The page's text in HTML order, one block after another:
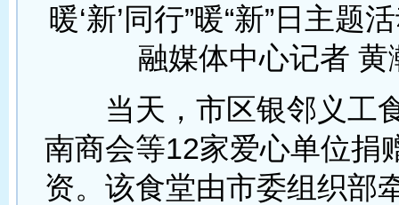
暖‘新’同行”暖“新”日主题
融媒体中心记者 黄
当天，市区银邻义工
南商会等12家爱心单位捐
资。该食堂由市委组织部